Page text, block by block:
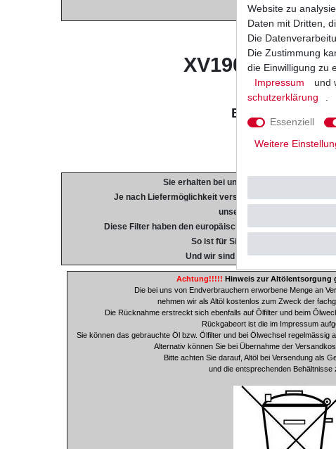
XV1900 A
Typ:
Baujahr: 2006 -
Sie erhalten bei uns nur hochwertige Filter
Je nach Liefermöglichkeit versenden wir ausschließlich
unserer eigenen Herstellung
Diese Filter haben den europäischen ISO 9000
So ist für Sie eine gleichbleibende
Und wir sind sicher dass unsere
Achtung!!!!! Hinweis zur Altölentsorgung
Die bei uns von Endverbrauchern erworbene Menge an
nehmen wir als Altöl kostenlos zum Zweck der
Die Rücknahme erstreckt sich ebenfalls auf Ölfilter und beim
Rückgabeort ist die im Impressum
Sie können das gebrauchte Öl bzw. Ölfilter und bei Ölwechsel regelmässig
Alternativ können Sie bei Übernahme der
Bitte achten Sie darauf, Altöl bei Versendung als
und die entsprechenden Behältnisse
Website zu
Daten mit Dritten,
Die
Die Zustimmung
die Einwilligung zu
Impressum
und
schutz­erklärung
Essenziell
Weitere